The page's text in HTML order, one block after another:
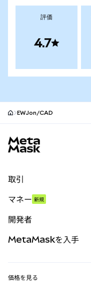
評価
4.7
EWJon/CAD
取引
パーペチュアル
RWA
マネー 新規
開発者
MetaMaskを入手
価格を見る